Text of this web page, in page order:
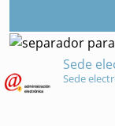
Sede
Sede